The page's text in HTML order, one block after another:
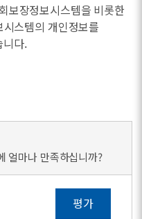
보장정보시스템을 비롯한
스템의 개인정보를
니다.
얼마나 만족하십니까?
평가